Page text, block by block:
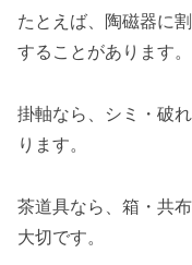
たとえば、陶磁器に
することがあります。
掛軸なら、シミ・破
ります。
茶道具なら、箱・共
大切です。